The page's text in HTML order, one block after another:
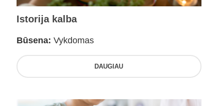
Istorija kalba
Būsena: Vykdomas
DAUGIAU